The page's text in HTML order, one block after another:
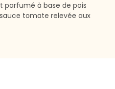
parfumé à base de pois
tomate relevée aux